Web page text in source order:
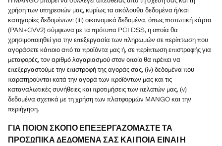
χρήση των υπηρεσιών μας, κυρίως τα ακόλουθα δεδομένα ή/και
κατηγορίες δεδομένων: (iii) οικονομικά δεδομένα, όπως πιστωτική κάρτα
(PAN+CVV2) σύμφωνα με τα πρότυπα PCI DSS, η οποία θα
χρησιμοποιηθεί για την επεξεργασία των πληρωμών σε περίπτωση που
αγοράσετε κάποιο από τα προϊόντα μας ή, σε περίπτωση επιστροφής για
μεταφορές, τον αριθμό λογαριασμού στον οποίο θα πρέπει να
επεξεργαστούμε την επιστροφή της αγοράς σας, (iv) δεδομένα που
παρατηρούνται κατά την αγορά των προϊόντων μας και τις
καταναλωτικές συνήθειες και προτιμήσεις των πελατών μας, (v)
δεδομένα σχετικά με τη χρήση των πλατφορμών MANGO και την
περιήγηση.
ΓΙΑ ΠΟΙΟΝ ΣΚΟΠΟ ΕΠΕΞΕΡΓΑΖΟΜΑΣΤΕ ΤΑ
ΠΡΟΣΩΠΙΚΑ ΔΕΔΟΜΕΝΑ ΣΑΣ ΚΑΙ ΠΟΙΑ ΕΙΝΑΙ Η